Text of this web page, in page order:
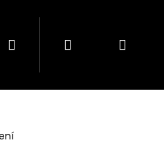
Dárkové balíčky
Přihlášení